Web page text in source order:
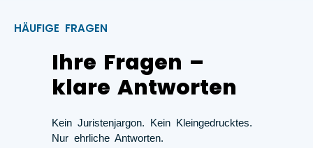
HÄUFIGE FRAGEN
Ihre Fragen –
klare Antworten
Kein Juristenjargon. Kein Kleingedrucktes.
Nur ehrliche Antworten.